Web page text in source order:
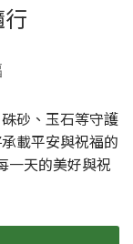
砂、玉石等守護
載平安與祝福的
一天的美好與祝